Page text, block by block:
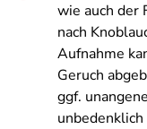
wie auch der
nach
Aufnahme
Geruch
ggf.
unbedenklich